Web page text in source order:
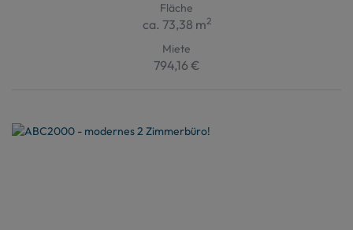
Fläche
ca. 73,38 m2
Miete
794,16 €